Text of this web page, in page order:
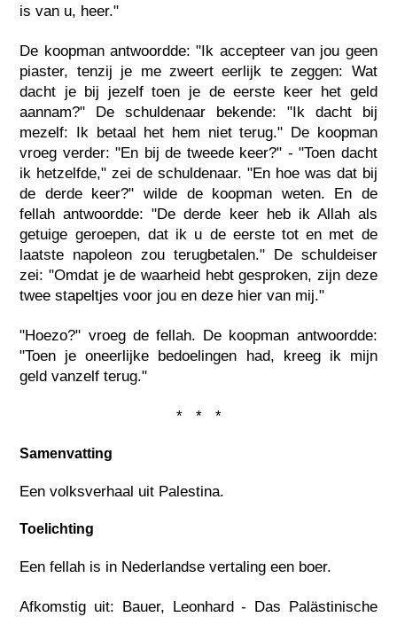
is van u, heer."
De koopman antwoordde: "Ik accepteer van jou geen
piaster, tenzij je me zweert eerlijk te zeggen: Wat
dacht je bij jezelf toen je de eerste keer het geld
aannam?" De schuldenaar bekende: "Ik dacht bij
mezelf: Ik betaal het hem niet terug." De koopman
vroeg verder: "En bij de tweede keer?" - "Toen dacht
ik hetzelfde," zei de schuldenaar. "En hoe was dat bij
de derde keer?" wilde de koopman weten. En de
fellah antwoordde: "De derde keer heb ik Allah als
getuige geroepen, dat ik u de eerste tot en met de
laatste napoleon zou terugbetalen." De schuldeiser
zei: "Omdat je de waarheid hebt gesproken, zijn deze
twee stapeltjes voor jou en deze hier van mij."
"Hoezo?" vroeg de fellah. De koopman antwoordde:
"Toen je oneerlijke bedoelingen had, kreeg ik mijn
geld vanzelf terug."
* * *
Samenvatting
Een volksverhaal uit Palestina.
Toelichting
Een fellah is in Nederlandse vertaling een boer.
Afkomstig uit: Bauer, Leonhard - Das Palästinische